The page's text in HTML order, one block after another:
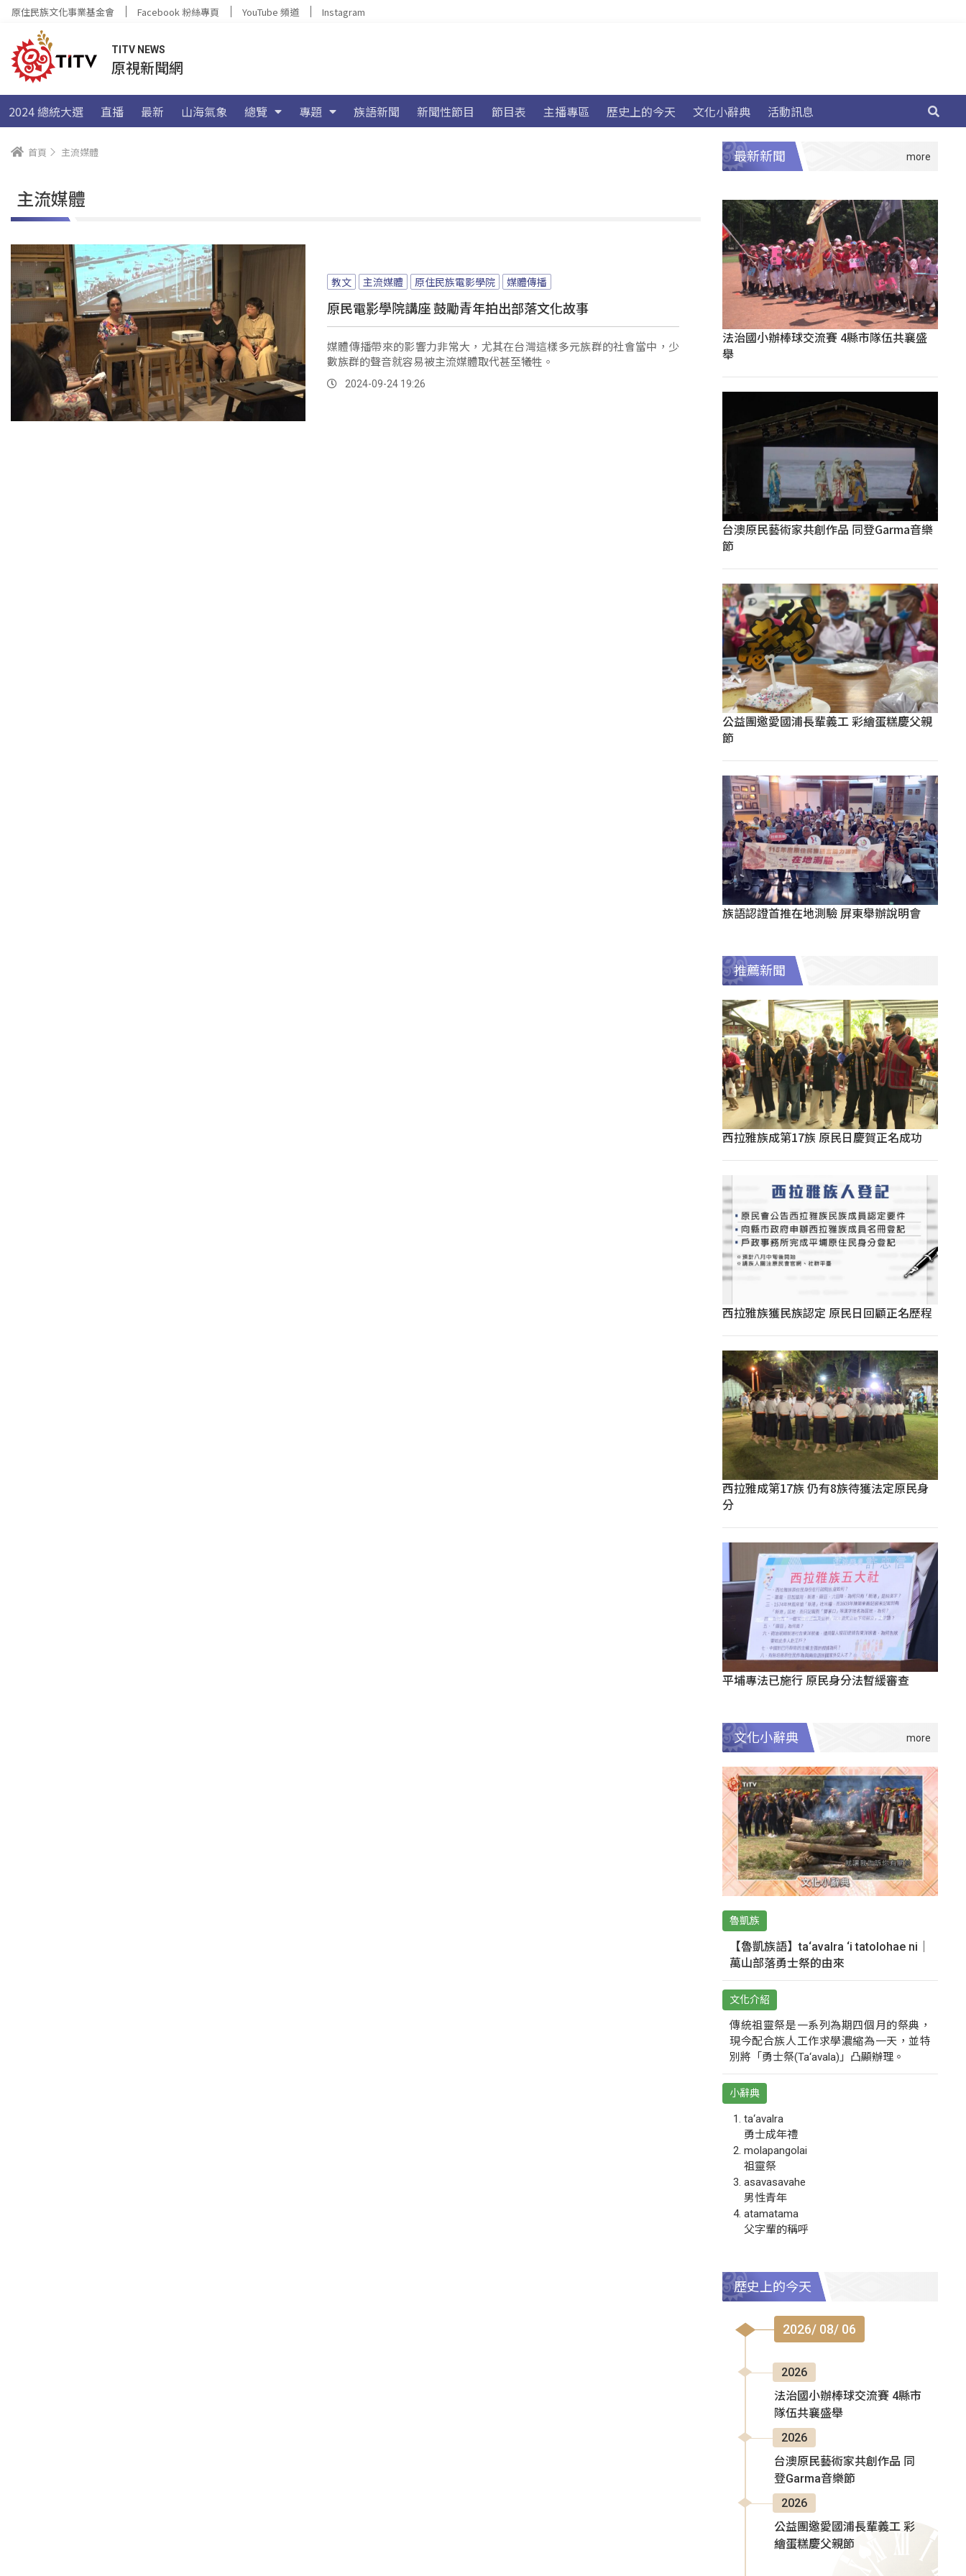
原住民族文化事業基金會 Facebook 粉絲專頁 YouTube 頻道 Instagram
TITV NEWS
原視新聞網
2024 總統大選 直播 最新 山海氣象 總覽 專題 族語新聞 新聞性節目 節目表 主播專區 歷史上的今天 文化小辭典 活動訊息
首頁 主流媒體
主流媒體
教文 主流媒體 原住民族電影學院 媒體傳播
原民電影學院講座 鼓勵青年拍出部落文化故事
媒體傳播帶來的影響力非常大，尤其在台灣這樣多元族群的社會當中，少
數族群的聲音就容易被主流媒體取代甚至犧牲。
2024-09-24 19:26
最新新聞
法治國小辦棒球交流賽 4縣市隊伍共襄盛
舉
台澳原民藝術家共創作品 同登Garma音樂
節
公益團邀愛國浦長輩義工 彩繪蛋糕慶父親
節
族語認證首推在地測驗 屏東舉辦說明會
推薦新聞
西拉雅族成第17族 原民日慶賀正名成功
西拉雅族獲民族認定 原民日回顧正名歷程
西拉雅成第17族 仍有8族待獲法定原民身
分
平埔專法已施行 原民身分法暫緩審查
文化小辭典
魯凱族
【魯凱族語】ta‘avalra ‘i tatolohae ni｜
萬山部落勇士祭的由來
文化介紹
傳統祖靈祭是一系列為期四個月的祭典，
現今配合族人工作求學濃縮為一天，並特
別將「勇士祭(Ta‘avala)」凸顯辦理。
小辭典
ta‘avalra
勇士成年禮
molapangolai
祖靈祭
asavasavahe
男性青年
atamatama
父字輩的稱呼
歷史上的今天
2026/ 08/ 06
2026
法治國小辦棒球交流賽 4縣市
隊伍共襄盛舉
2026
台澳原民藝術家共創作品 同
登Garma音樂節
2026
公益團邀愛國浦長輩義工 彩
繪蛋糕慶父親節